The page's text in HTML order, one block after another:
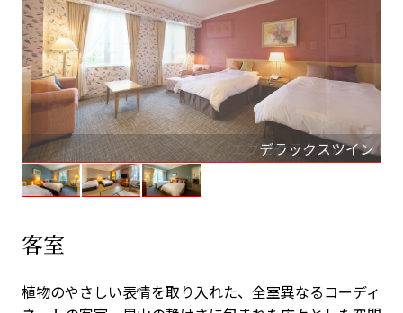
客室
植物のやさしい表情を取り入れた、全室異なるコーディ
デラックスツイン
スタンダードツイン
デラックスツイン（畳小上り付）
エグゼクティブルーム